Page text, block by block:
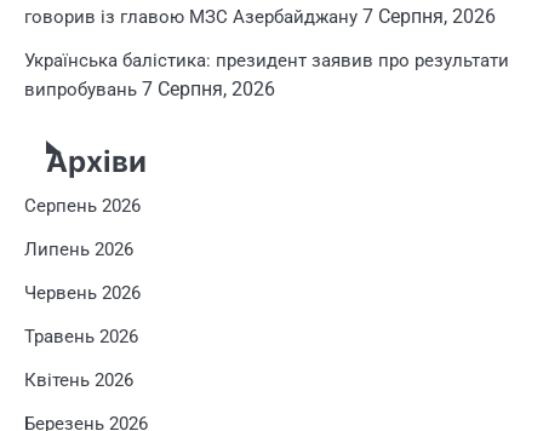
говорив із главою МЗС Азербайджану 7 Серпня, 2026
Українська балістика: президент заявив про результати
випробувань 7 Серпня, 2026
Архіви
Серпень 2026
Липень 2026
Червень 2026
Травень 2026
Квітень 2026
Березень 2026